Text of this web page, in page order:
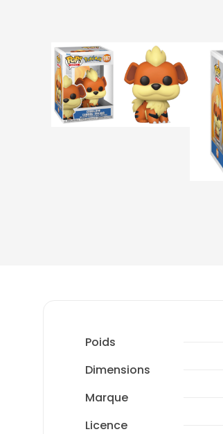
Poids
Dimensions
Marque
Licence